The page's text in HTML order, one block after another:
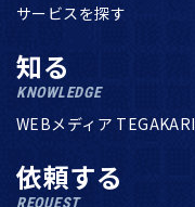
サービスを探す
知る
KNOWLEDGE
WEBメディア TEGAKARI
依頼する
REQUEST